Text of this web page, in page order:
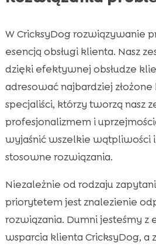
W CricksyDog rozwiązywanie
esencją obsługi klienta. Nasz
dzięki efektywnej obsłudze
adresować najbardziej złożone
specjaliści, którzy tworzą nasz
profesjonalizmem i
wyjaśnić wszelkie wątpliwości
stosowne rozwiązania.
Niezależnie od rodzaju
priorytetem jest znalezienie
rozwiązania. Dumni jesteśmy z
wsparcia klienta CricksyDog, a